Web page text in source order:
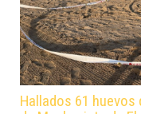
Hallados 61